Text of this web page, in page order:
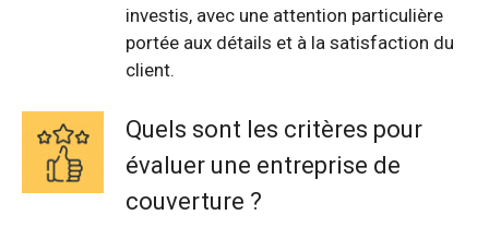
investis, avec une attention particulière
portée aux détails et à la satisfaction du
client.
Quels sont les critères pour
évaluer une entreprise de
couverture ?